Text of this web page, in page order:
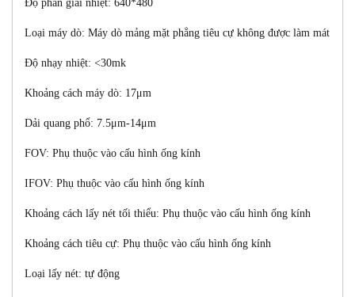
Độ phân giải nhiệt: 640*480
Loại máy dò: Máy dò mảng mặt phẳng tiêu cự không được làm mát
Độ nhạy nhiệt: <30mk
Khoảng cách máy dò: 17μm
Dải quang phổ: 7.5μm-14μm
FOV: Phụ thuộc vào cấu hình ống kính
IFOV: Phụ thuộc vào cấu hình ống kính
Khoảng cách lấy nét tối thiểu: Phụ thuộc vào cấu hình ống kính
Khoảng cách tiêu cự: Phụ thuộc vào cấu hình ống kính
Loại lấy nét: tự động